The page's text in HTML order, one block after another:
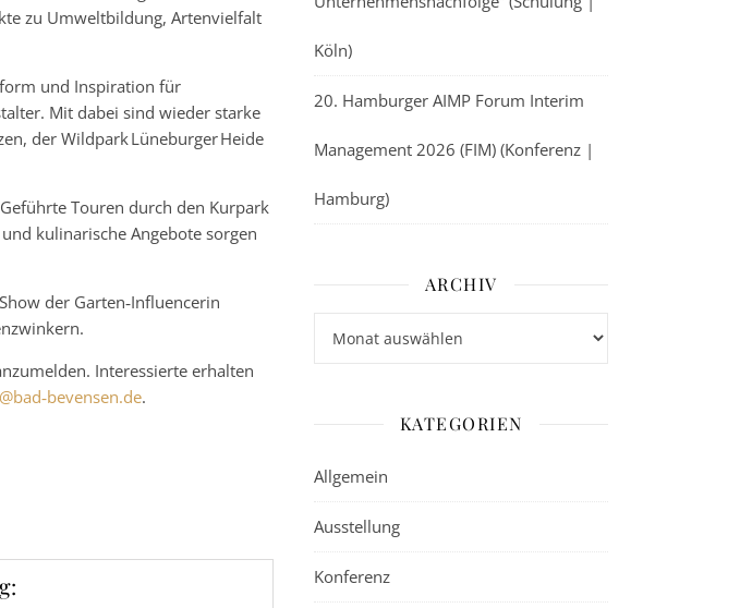
zu Umweltbildung, Artenvielfalt
und Inspiration für
Mit dabei sind wieder starke
der Wildpark Lüneburger Heide
Touren durch den Kurpark
kulinarische Angebote sorgen
der Garten‑Influencerin
Interessierte erhalten
.
Köln)
20. Hamburger AIMP Forum Interim
Management 2026 (FIM) (Konferenz |
Hamburg)
ARCHIV
KATEGORIEN
Allgemein
Ausstellung
Konferenz